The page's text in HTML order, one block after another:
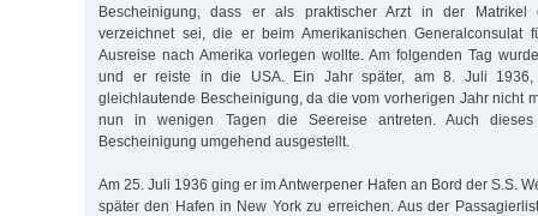
Bescheinigung, dass er als praktischer Arzt in der Matrikel
verzeichnet sei, die er beim Amerikanischen Generalconsulat
Ausreise nach Amerika vorlegen wollte. Am folgenden Tag
und er reiste in die USA. Ein Jahr später, am 8. Juli
gleichlautende Bescheinigung, da die vom vorherigen Jahr nicht
nun in wenigen Tagen die Seereise antreten. Auch
Bescheinigung umgehend ausgestellt.
Am 25. Juli 1936 ging er im Antwerpener Hafen an Bord der S.S.
später den Hafen in New York zu erreichen. Aus der